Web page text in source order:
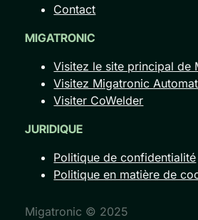
Contact
MIGATRONIC
Visitez le site principal de
Visitez Migatronic
Visiter CoWelder
JURIDIQUE
Politique de confidentialité
Politique en matière de
Migatronic © 2025